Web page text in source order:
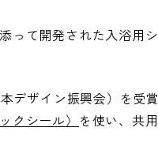
って開発された入浴用シ
デザイン振興会）を受賞
クシール〉 を使い、共用